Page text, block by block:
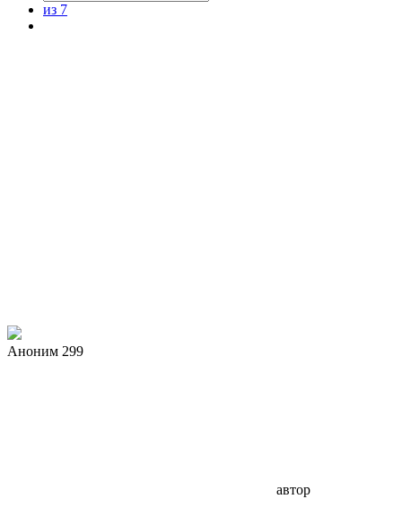
из 7
Аноним 299
автор